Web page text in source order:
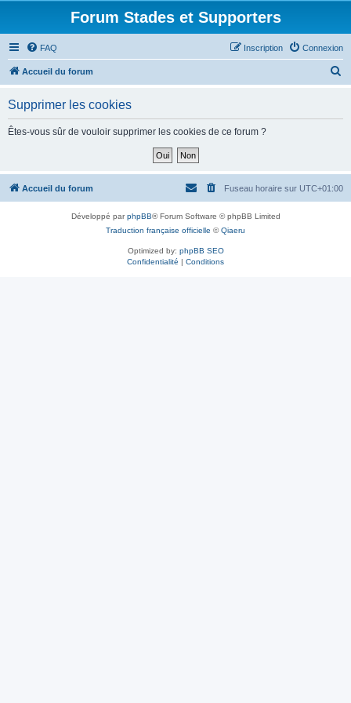
Forum Stades et Supporters
FAQ Connexion
Inscription
Accueil du forum
h
Supprimer les cookies
Êtes-vous sûr de vouloir supprimer les cookies de ce forum ?
Accueil du forum Fuseau horaire sur UTC+01:00
Développé parphpBB® Forum Software © phpBB Limited
Traduction française officielle ©Qiaeru
Optimized by: phpBB SEO
Confidentialité | Conditions